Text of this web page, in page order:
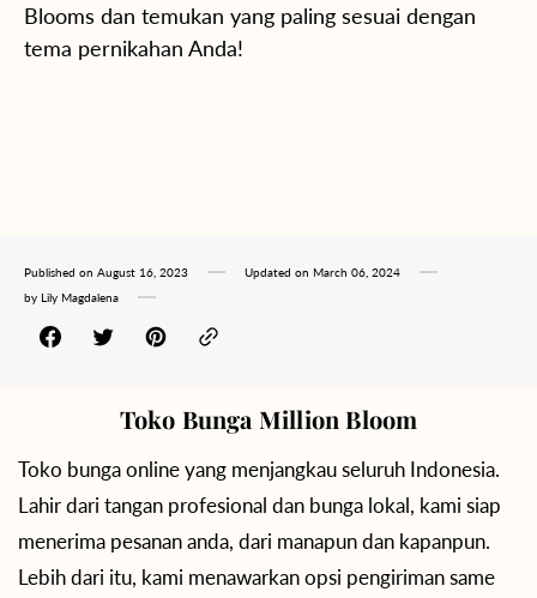
Blooms dan temukan yang paling sesuai dengan
tema pernikahan Anda!
Published on August 16, 2023 Updated on March 06, 2024
by Lily Magdalena
Toko Bunga Million Bloom
Toko bunga online yang menjangkau seluruh Indonesia.
Lahir dari tangan profesional dan bunga lokal, kami siap
menerima pesanan anda, dari manapun dan kapanpun.
Lebih dari itu, kami menawarkan opsi pengiriman same